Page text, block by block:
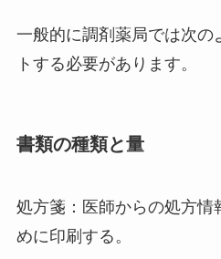
一般的に調剤薬局では次の
トする必要があります。
書類の種類と量
処方箋：医師からの処方情
めに印刷する。